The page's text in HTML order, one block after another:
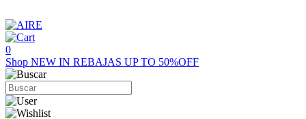
0
Shop NEW IN REBAJAS UP TO 50%OFF